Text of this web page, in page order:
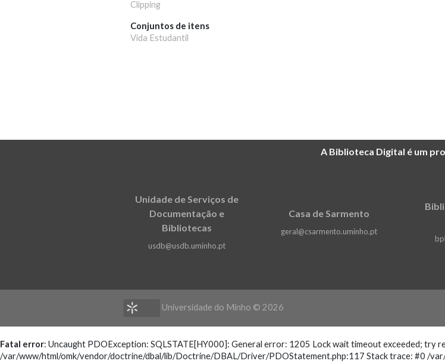
Clipping
Conjuntos de itens
Vida Estudantil
A Biblioteca Digital é um
Unidade de Serviços de
Documentação e
Bibliotecas
usdb@usdb.uminho.pt
Casa de Sarmento
geral@csarmento.uminho.pt
Universidade do Minho © 2026
Fatal error: Uncaught PDOException: SQLSTATE[HY000]: General error: 1205 Lock wait timeout exceeded; try
/var/www/html/omk/vendor/doctrine/dbal/lib/Doctrine/DBAL/Driver/PDOStatement.php:117 Stack trace: #0 /